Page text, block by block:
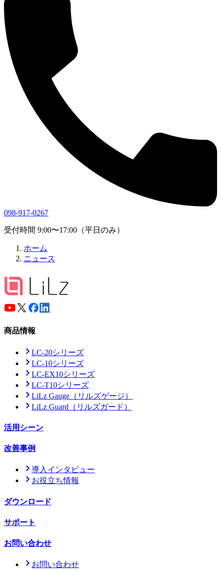
098-917-0267
受付時間 9:00〜17:00（平日のみ）
ホーム
ニュース
商品情報
LC-20シリーズ
LC-10シリーズ
LC-EX10シリーズ
LC-T10シリーズ
LiLz Gauge （リルズゲージ）
LiLz Guard （リルズガード）
活用シーン
改善事例
導入インタビュー
お役立ち情報
ダウンロード
サポート
お問い合わせ
お問い合わせ